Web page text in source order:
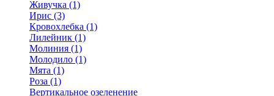
Живучка (1)
Ирис (3)
Кровохлебка (1)
Лилейник (1)
Молиния (1)
Молодило (1)
Мята (1)
Роза (1)
Вертикальное озеленение